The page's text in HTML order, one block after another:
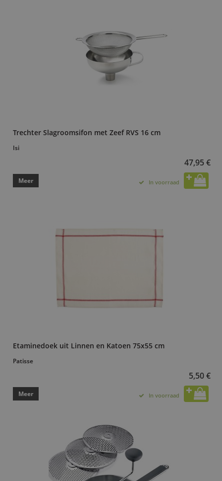
Trechter Slagroomsifon met Zeef RVS 16 cm
Isi
47,95 €
Meer In voorraad
Etaminedoek uit Linnen en Katoen 75x55 cm
Patisse
5,50 €
Meer In voorraad